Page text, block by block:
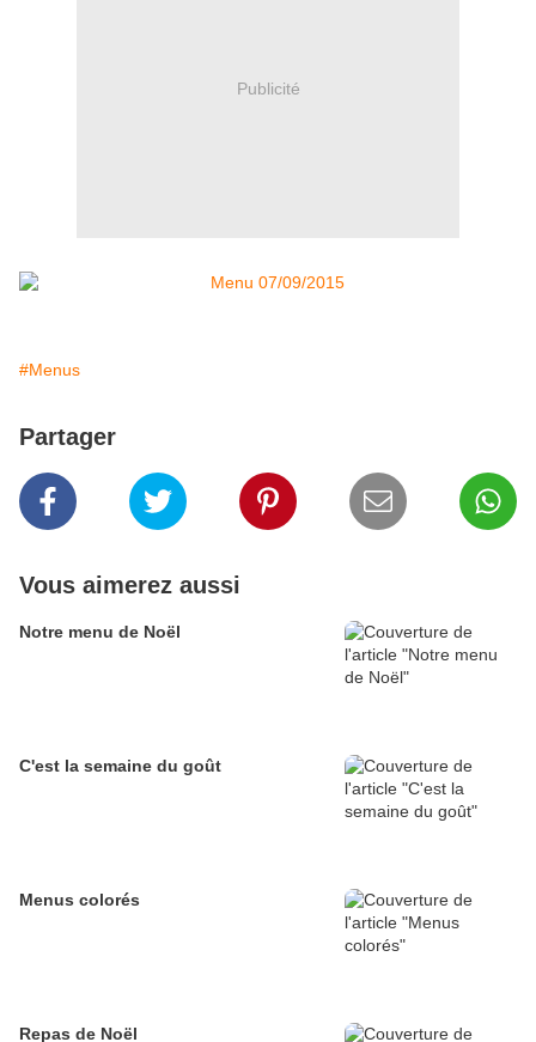
Publicité
#Menus
Partager
Vous aimerez aussi
Notre menu de Noël
C'est la semaine du goût
Menus colorés
Repas de Noël